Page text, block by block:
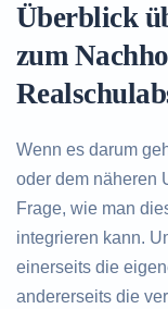
Überblick
zum
Wenn es darum
oder dem näheren
Frage, wie man
integrieren kann.
einerseits die
andererseits die